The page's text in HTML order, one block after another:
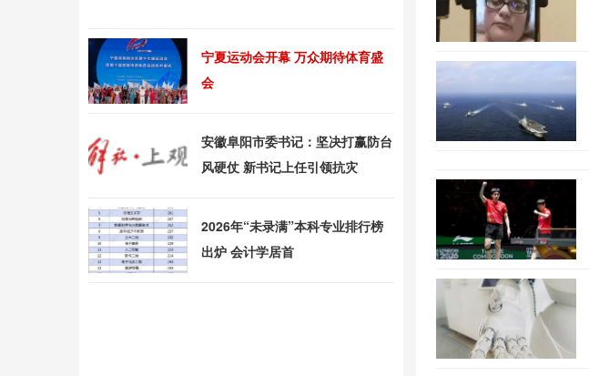
宁夏运动会开幕 万众期待体育盛
会
安徽阜阳市委书记：坚决打赢防台
风硬仗 新书记上任引领抗灾
2026年“未录满”本科专业排行榜
出炉 会计学居首